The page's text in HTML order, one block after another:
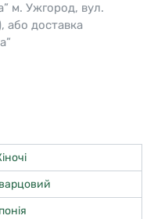
м. Ужгород, вул.
або доставка